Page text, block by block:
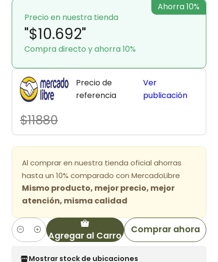
Precio en nuestra tienda
"$10.692"
Compra directo y ahorra 10%
Ahorra 10%
Precio de
referencia
$11880
Ver
publicación
Al comprar en nuestra tienda oficial ahorras
hasta un 10% comparado con MercadoLibre
Mismo producto, mejor precio, mejor
atención, misma calidad
Cantidad Agregar al Carro
Comprar ahora
Mostrar stock de ubicaciones